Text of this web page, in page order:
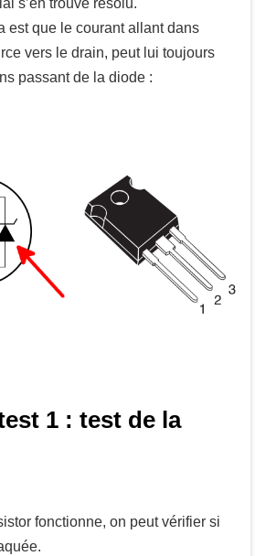
s’en trouve résolu.
est que le courant allant dans
vers le drain, peut lui toujours
passant de la diode :
1 : test de la
fonctionne, on peut vérifier si